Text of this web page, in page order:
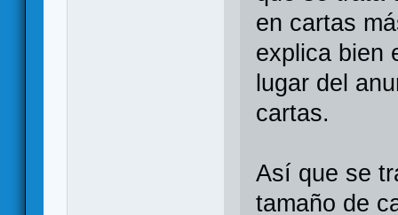
en cartas
explica bien
lugar del
cartas.
Así que se
tamaño de